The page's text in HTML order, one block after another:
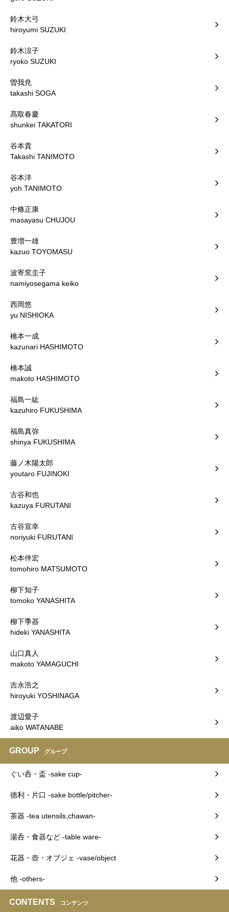
鈴木大弓
hiroyumi SUZUKI
鈴木涼子
ryoko SUZUKI
曽我尭
takashi SOGA
髙取春慶
shunkei TAKATORI
谷本貴
Takashi TANIMOTO
谷本洋
yoh TANIMOTO
中條正康
masayasu CHUJOU
豊増一雄
kazuo TOYOMASU
波寄窯圭子
namiyosegama keiko
西岡悠
yu NISHIOKA
橋本一成
kazunari HASHIMOTO
橋本誠
makoto HASHIMOTO
福島一紘
kazuhiro FUKUSHIMA
福島真弥
shinya FUKUSHIMA
藤ノ木陽太郎
youtaro FUJINOKI
古谷和也
kazuya FURUTANI
古谷宣幸
noriyuki FURUTANI
松本伴宏
tomohiro MATSUMOTO
柳下知子
tomoko YANASHITA
柳下季器
hideki YANASHITA
山口真人
makoto YAMAGUCHI
吉永浩之
hiroyuki YOSHINAGA
渡辺愛子
aiko WATANABE
GROUP グループ
ぐい呑・盃 -sake cup-
徳利・片口 -sake bottle/pitcher-
茶器 -tea utensils,chawan-
湯呑・食器など -table ware-
花器・壺・オブジェ -vase/object
他 -others-
CONTENTS コンテンツ